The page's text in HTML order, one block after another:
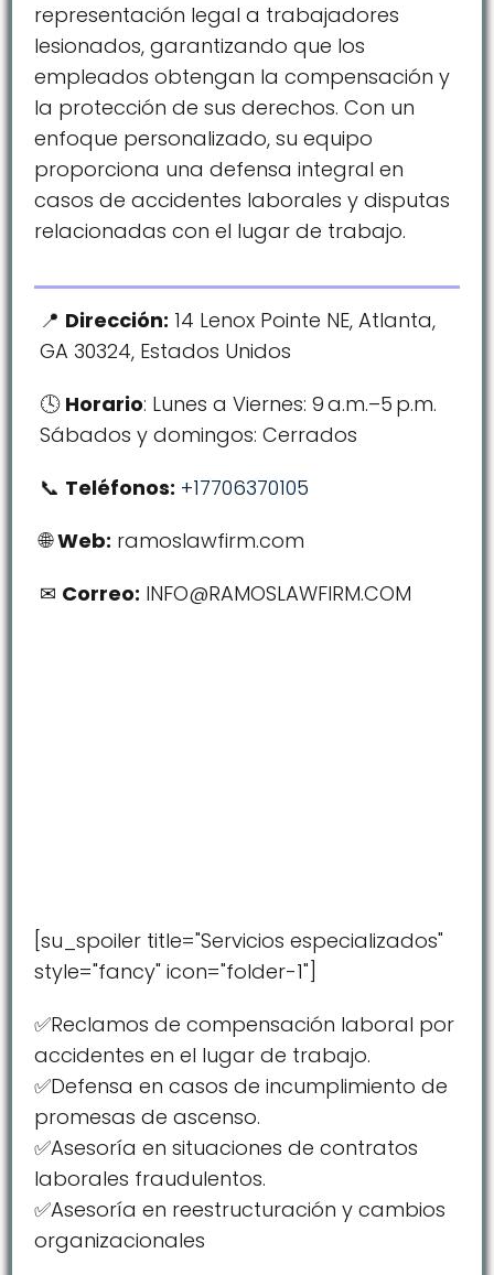
representación legal a trabajadores
lesionados, garantizando que los
empleados obtengan la compensación y
la protección de sus derechos. Con un
enfoque personalizado, su equipo
proporciona una defensa integral en
casos de accidentes laborales y disputas
relacionadas con el lugar de trabajo.
Dirección: 14 Lenox Pointe NE, Atlanta,
GA 30324, Estados Unidos
Horario: Lunes a Viernes: 9 a.m.–5 p.m.
Sábados y domingos: Cerrados
Teléfonos: +17706370105
Web: ramoslawfirm.com
Correo: INFO@RAMOSLAWFIRM.COM
[su_spoiler title="Servicios especializados"
style="fancy" icon="folder-1"]
✅Reclamos de compensación laboral por
accidentes en el lugar de trabajo.
✅Defensa en casos de incumplimiento de
promesas de ascenso.
✅Asesoría en situaciones de contratos
laborales fraudulentos.
✅Asesoría en reestructuración y cambios
organizacionales